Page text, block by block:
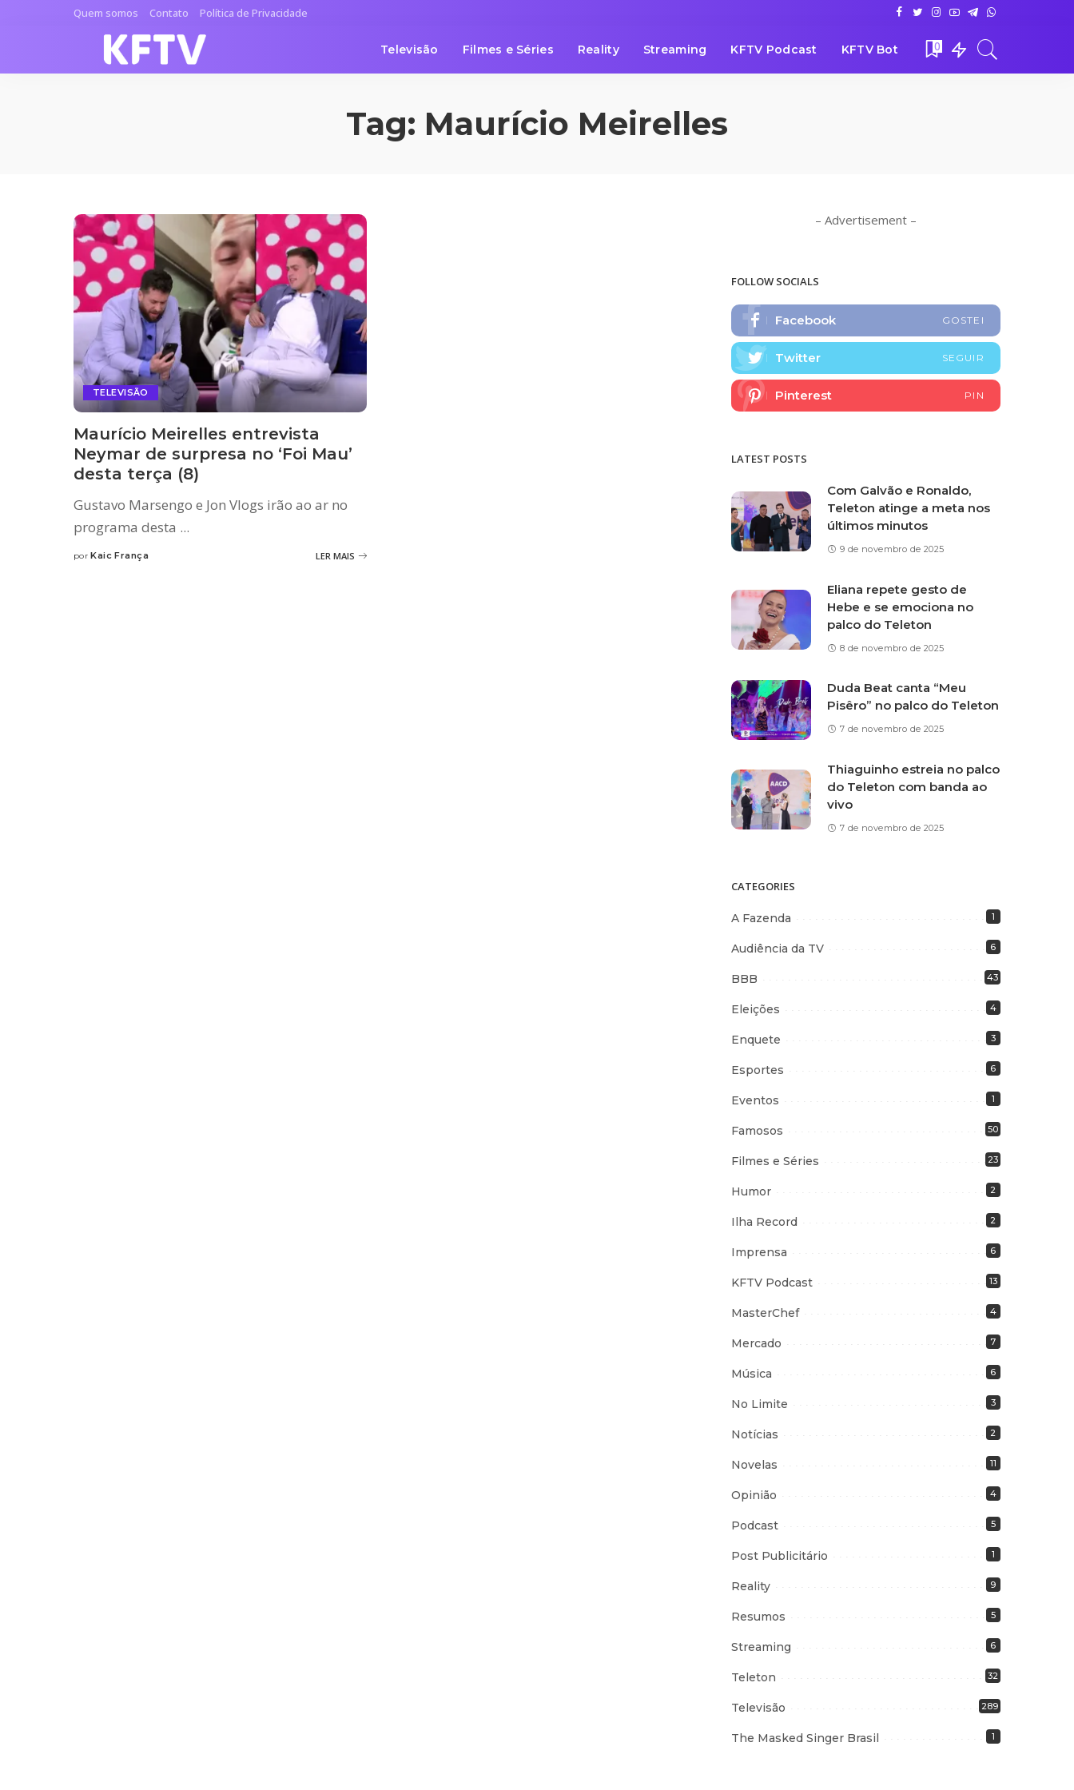
Quem somos Contato Política de Privacidade
Televisão Filmes e Séries Reality Streaming KFTV Podcast KFTV Bot 0
Tag: Maurício Meirelles
TELEVISÃO
Maurício Meirelles entrevista
Neymar de surpresa no ‘Foi Mau’
desta terça (8)
Gustavo Marsengo e Jon Vlogs irão ao ar no
programa desta ...
por Kaic França LER MAIS
– Advertisement –
FOLLOW SOCIALS
Facebook GOSTEI
Twitter SEGUIR
Pinterest PIN
LATEST POSTS
Com Galvão e Ronaldo,
Teleton atinge a meta nos
últimos minutos
9 de novembro de 2025
Eliana repete gesto de
Hebe e se emociona no
palco do Teleton
8 de novembro de 2025
Duda Beat canta “Meu
Pisêro” no palco do Teleton
7 de novembro de 2025
Thiaguinho estreia no palco
do Teleton com banda ao
vivo
7 de novembro de 2025
CATEGORIES
A Fazenda 1
Audiência da TV 6
BBB 43
Eleições 4
Enquete 3
Esportes 6
Eventos 1
Famosos 50
Filmes e Séries 23
Humor 2
Ilha Record 2
Imprensa 6
KFTV Podcast 13
MasterChef 4
Mercado 7
Música 6
No Limite 3
Notícias 2
Novelas 11
Opinião 4
Podcast 5
Post Publicitário 1
Reality 9
Resumos 5
Streaming 6
Teleton 32
Televisão 289
The Masked Singer Brasil 1